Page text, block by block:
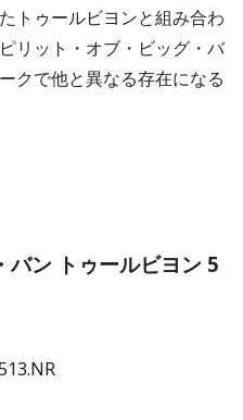
トゥールビヨンと組み合わ
リット・オブ・ビッグ・バ
クで他と異なる存在になる
バン トゥールビヨン 5